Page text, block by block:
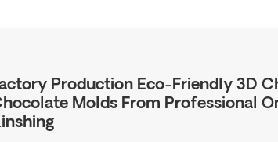
日本語
日本語
Production Eco-Friendly 3D
Molds From Professional